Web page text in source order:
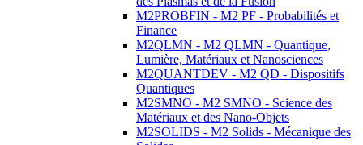
M2PROBFIN - M2 PF - Probabilités et
Finance
M2QLMN - M2 QLMN - Quantique,
Lumière, Matériaux et Nanosciences
M2QUANTDEV - M2 QD - Dispositifs
Quantiques
M2SMNO - M2 SMNO - Science des
Matériaux et des Nano-Objets
M2SOLIDS - M2 Solids - Mécanique des